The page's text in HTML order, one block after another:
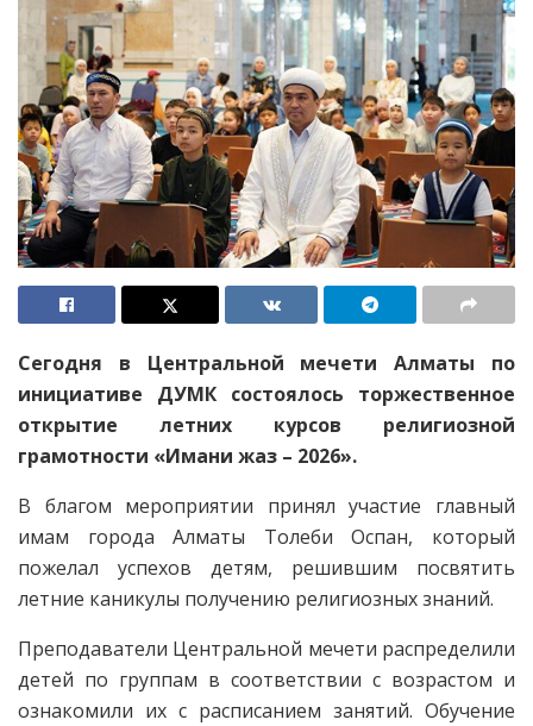
Сегодня в Центральной мечети Алматы по
инициативе ДУМК состоялось торжественное
открытие летних курсов религиозной
грамотности «Имани жаз – 2026».
В благом мероприятии принял участие главный
имам города Алматы Толеби Оспан, который
пожелал успехов детям, решившим посвятить
летние каникулы получению религиозных знаний.
Преподаватели Центральной мечети распределили
детей по группам в соответствии с возрастом и
ознакомили их с расписанием занятий. Обучение